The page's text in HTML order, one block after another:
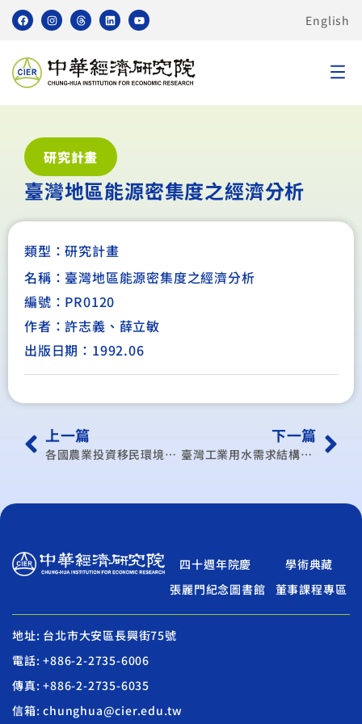
English
研究計畫
臺灣地區能源密集度之經濟分析
類型：研究計畫
名稱：臺灣地區能源密集度之經濟分析
編號：PR0120
作者：許志義、薛立敏
出版日期：1992.06
上一篇
各國農業投資移民環境的評估與國內輔導方案的設計
下一篇
臺灣工業用水需求結構變化之研究
四十週年院慶
學術典藏
張麗門紀念圖書館
董事課程專區
地址: 台北市大安區長興街75號
電話: +886-2-2735-6006
傳真: +886-2-2735-6035
信箱: chunghua@cier.edu.tw